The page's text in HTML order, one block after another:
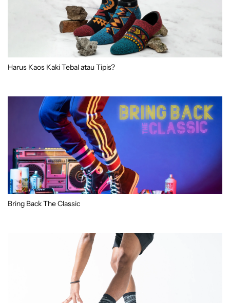
Harus Kaos Kaki Tebal atau Tipis?
Bring Back The Classic